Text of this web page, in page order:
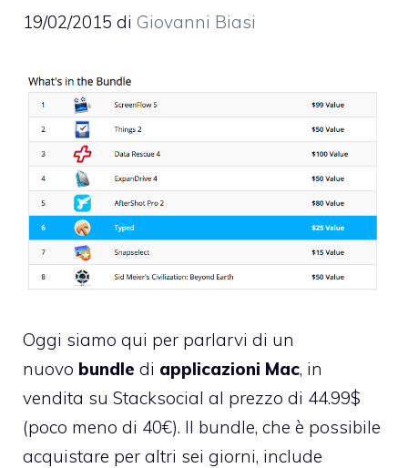
19/02/2015 di Giovanni Biasi
Oggi siamo qui per parlarvi di un
nuovo bundle di applicazioni Mac, in
vendita su Stacksocial al prezzo di 44.99$
(poco meno di 40€). Il bundle, che è possibile
acquistare per altri sei giorni, include